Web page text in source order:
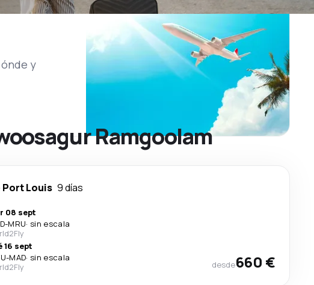
y
Ramgoolam
Port Louis 9 días
08 sept
-MRU· sin escala
16 sept
-MAD· sin escala
desde660 €